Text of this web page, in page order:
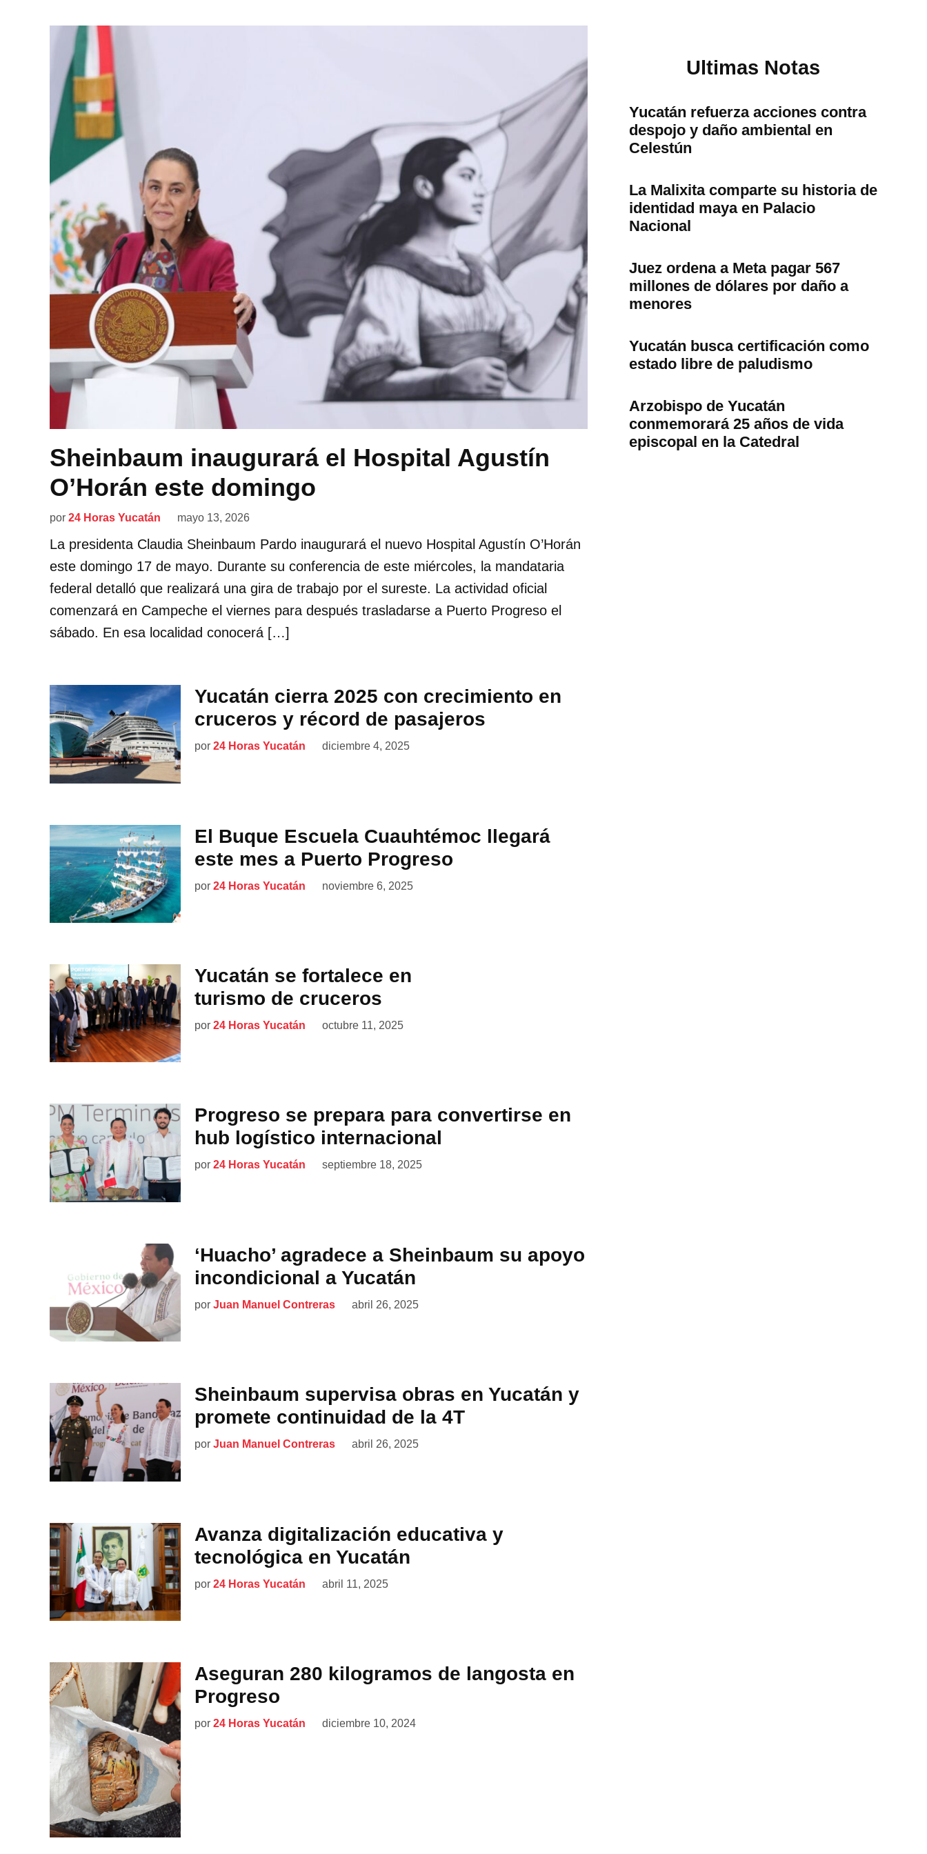
Sheinbaum inaugurará el Hospital Agustín
O’Horán este domingo
por 24 Horas Yucatán mayo 13, 2026
La presidenta Claudia Sheinbaum Pardo inaugurará el nuevo Hospital Agustín O’Horán
este domingo 17 de mayo. Durante su conferencia de este miércoles, la mandataria
federal detalló que realizará una gira de trabajo por el sureste. La actividad oficial
comenzará en Campeche el viernes para después trasladarse a Puerto Progreso el
sábado. En esa localidad conocerá […]
Yucatán cierra 2025 con crecimiento en
cruceros y récord de pasajeros
por 24 Horas Yucatán diciembre 4, 2025
El Buque Escuela Cuauhtémoc llegará
este mes a Puerto Progreso
por 24 Horas Yucatán noviembre 6, 2025
Yucatán se fortalece en
turismo de cruceros
por 24 Horas Yucatán octubre 11, 2025
Progreso se prepara para convertirse en
hub logístico internacional
por 24 Horas Yucatán septiembre 18, 2025
‘Huacho’ agradece a Sheinbaum su apoyo
incondicional a Yucatán
por Juan Manuel Contreras abril 26, 2025
Sheinbaum supervisa obras en Yucatán y
promete continuidad de la 4T
por Juan Manuel Contreras abril 26, 2025
Avanza digitalización educativa y
tecnológica en Yucatán
por 24 Horas Yucatán abril 11, 2025
Aseguran 280 kilogramos de langosta en
Progreso
por 24 Horas Yucatán diciembre 10, 2024
Ultimas Notas
Yucatán refuerza acciones contra
despojo y daño ambiental en
Celestún
La Malixita comparte su historia de
identidad maya en Palacio
Nacional
Juez ordena a Meta pagar 567
millones de dólares por daño a
menores
Yucatán busca certificación como
estado libre de paludismo
Arzobispo de Yucatán
conmemorará 25 años de vida
episcopal en la Catedral